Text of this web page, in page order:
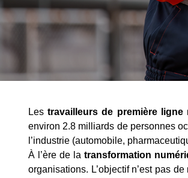
Lestravailleurs de première ligne
environ 2.8 milliards de personnes
l’industrie (automobile,
À l’ère de latransformation
organisations. L’objectif n’est pas